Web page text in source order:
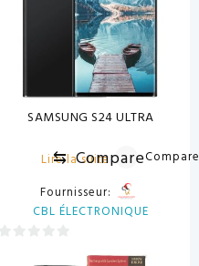
SAMSUNG S24 ULTRA
Lire la suite
⇆ Compare
Fournisseur:
CBL ÉLECTRONIQUE